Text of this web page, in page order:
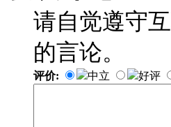
请自觉遵守
的言论。
评价: 中立 好评